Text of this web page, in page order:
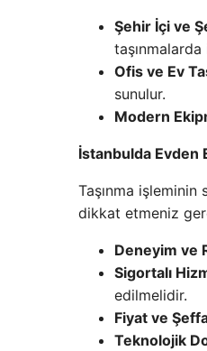
Şehir İçi ve
Ofis ve Ev
sunulur.
Modern
İstanbulda Evden
Taşınma
dikkat etmeniz
Deneyim ve
Sigortalı
edilmelidir.
Fiyat ve
Teknolojik